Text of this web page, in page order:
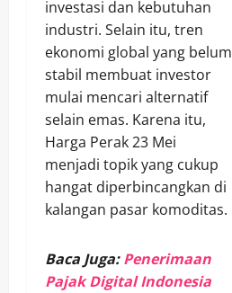
investasi dan kebutuhan
industri. Selain itu, tren
ekonomi global yang belum
stabil membuat investor
mulai mencari alternatif
selain emas. Karena itu,
Harga Perak 23 Mei
menjadi topik yang cukup
hangat diperbincangkan di
kalangan pasar komoditas.
Baca Juga:Penerimaan
Pajak Digital Indonesia